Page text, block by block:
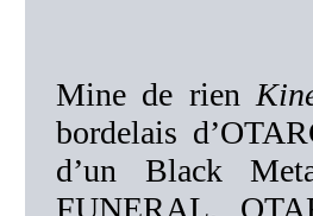
Mine de rien
bordelais
d’un Black
FUNERAL,